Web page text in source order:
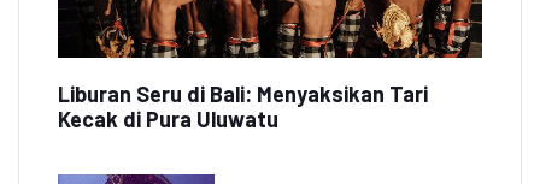
Liburan Seru di Bali: Menyaksikan Tari
Kecak di Pura Uluwatu